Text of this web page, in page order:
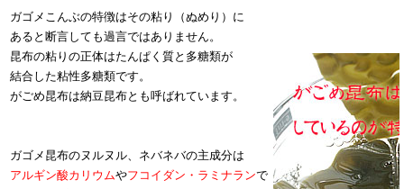
ガゴメこんぶの特徴はその粘り（ぬめり）に
あると断言しても過言ではありません。
昆布の粘りの正体はたんぱく質と多糖類が
結合した粘性多糖類です。
がごめ昆布は納豆昆布とも呼ばれています。
ガゴメ昆布のヌルヌル、ネバネバの主成分は
アルギン酸カリウムやフコイダン・ラミナランで